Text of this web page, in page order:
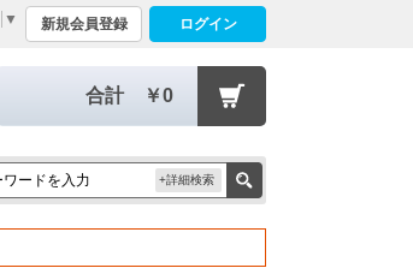
ログイン
新規会員登録
▼
合計 ￥0
+詳細検索